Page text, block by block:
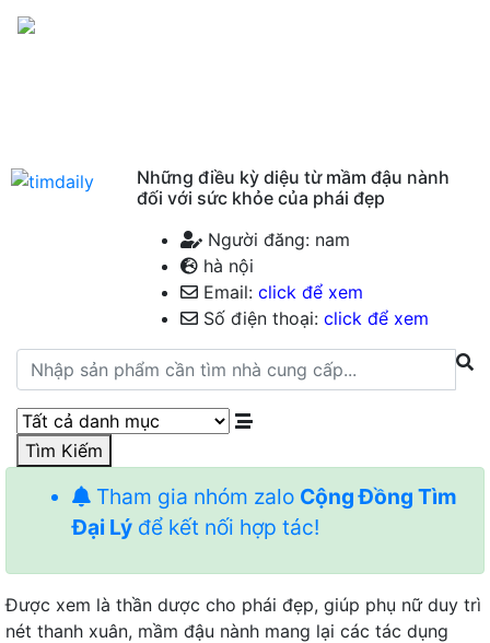
Những điều kỳ diệu từ mầm đậu nành
đối với sức khỏe của phái đẹp
Người đăng: nam
hà nội
Email: click để xem
Số điện thoại: click để xem
Tìm Kiếm
Tham gia nhóm zalo Cộng Đồng Tìm
Đại Lý để kết nối hợp tác!
Được xem là thần dược cho phái đẹp, giúp phụ nữ duy trì
nét thanh xuân, mầm đậu nành mang lại các tác dụng